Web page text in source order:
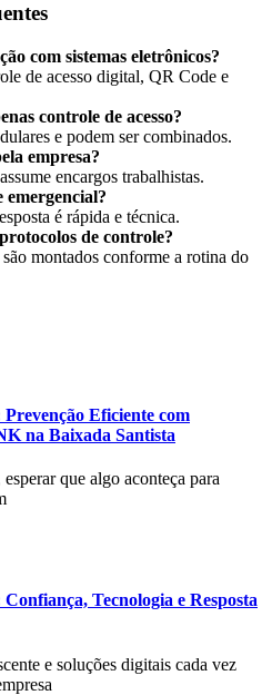
com sistemas eletrônicos?
de acesso digital, QR Code e
controle de acesso?
e podem ser combinados.
empresa?
encargos trabalhistas.
é rápida e técnica.
de controle?
montados conforme a rotina do
Eficiente com
na Baixada Santista
que algo aconteça para
Tecnologia e Resposta
e soluções digitais cada vez